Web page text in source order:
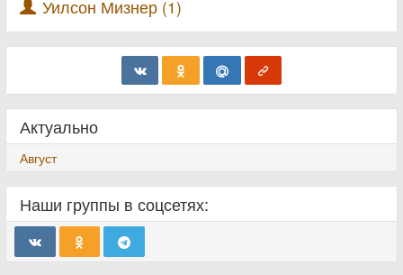
Уилсон Мизнер (1)
Актуально
Август
Наши группы в соцсетях: